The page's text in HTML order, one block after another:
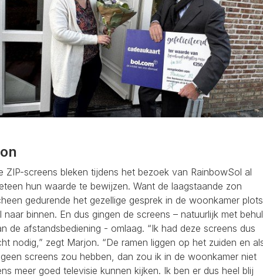
ZIP-screens bleken tijdens het bezoek van RainbowSol al
hun waarde te bewijzen. Want de laagstaande zon
gedurende het gezellige gesprek in de woonkamer plots
naar binnen. En dus gingen de screens – natuurlijk met
de afstandsbediening - omlaag. “Ik had deze screens dus
nodig,” zegt Marjon. “De ramen liggen op het zuiden en
screens zou hebben, dan zou ik in de woonkamer niet
meer goed televisie kunnen kijken. Ik ben er dus heel blij